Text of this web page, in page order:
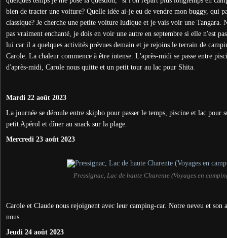
bien de tracter une voiture? Quelle idée ai-je eu de vendre mon buggy, qui
classique? Je cherche une petite voiture ludique et je vais voir une Tangara.
pas vraiment enchanté, je dois en voir une autre en septembre si elle n'est
lui car il a quelques activités prévues demain et je rejoins le terrain de
Carole. La chaleur commence à être intense. L'après-midi se passe entre
d'après-midi, Carole nous quitte et un petit tour au lac pour Shita.
Mardi 22 août 2023
La journée se déroule entre skipbo pour passer le temps, piscine et lac pour
petit Apérol et dîner au snack sur la plage.
Mercredi 23 août 2023
Pressignac, Lac de haute Charente (Voyages en
Carole et Claude nous rejoignent avec leur camping-car. Notre neveu et son
nous.
Jeudi 24 août 2023